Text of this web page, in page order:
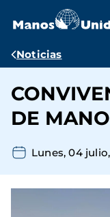
contenido
Ruta
Noticias
DE
Lunes, 04